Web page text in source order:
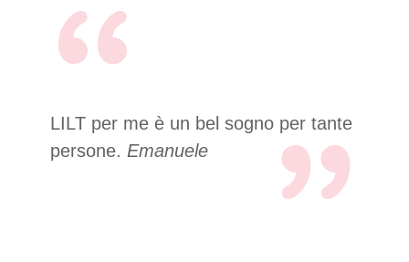
LILT per me è un bel sogno per tante
persone. Emanuele